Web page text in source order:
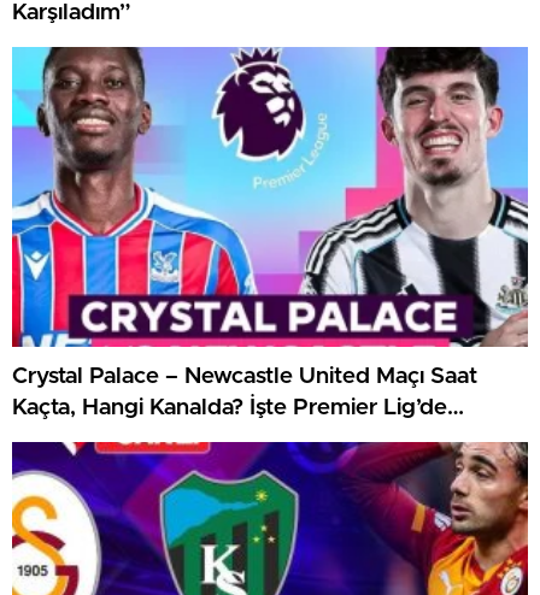
Karşıladım”
Crystal Palace – Newcastle United Maçı Saat
Kaçta, Hangi Kanalda? İşte Premier Lig’de
Haftanın Kritik Randevusu